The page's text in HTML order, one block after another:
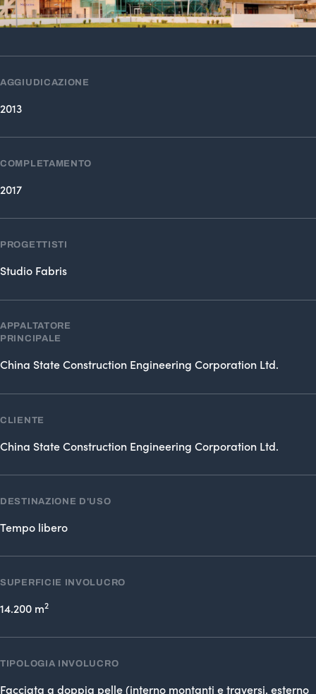
AGGIUDICAZIONE
2013
COMPLETAMENTO
2017
PROGETTISTI
Studio Fabris
APPALTATORE
PRINCIPALE
China State Construction Engineering Corporation Ltd.
CLIENTE
China State Construction Engineering Corporation Ltd.
DESTINAZIONE D'USO
Tempo libero
SUPERFICIE INVOLUCRO
14.200 m2
TIPOLOGIA INVOLUCRO
Facciata a doppia pelle (interno montanti e traversi, esterno